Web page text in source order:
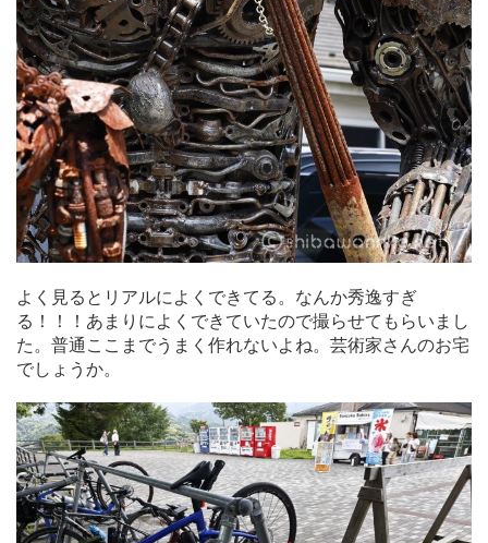
よく見るとリアルによくできてる。なんか秀逸すぎ
る！！！あまりによくできていたので撮らせてもらいまし
た。普通ここまでうまく作れないよね。芸術家さんのお宅
でしょうか。